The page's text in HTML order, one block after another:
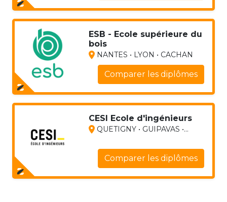
ESB - Ecole supérieure du
bois
NANTES • LYON • CACHAN
Comparer les diplômes
CESI Ecole d'ingénieurs
QUETIGNY • GUIPAVAS •...
Comparer les diplômes